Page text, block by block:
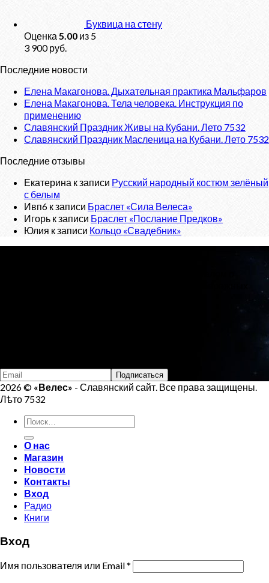
Буквица на стену
Оценка 5.00 из 5
3 900руб.
Последние новости
Елена Макагонова. Дыхательная практика Мальфаров
Елена Макагонова. Тела человека. Инструкция по
применению
Славянский Праздник Живы на Кубани. Лето 7532
Славянский Праздник Масленица на Кубани. Лето 7532
Последние отзывы
Екатерина к записи Русский народный костюм зелёный
с белым
Ивп6 к записи Браслет «Сила Велеса»
Игорь к записи Браслет «Послание Предков»
Юлия к записи Кольцо «Свадебник»
2026 © «Велес» - Славянский сайт. Все права защищены.
Лѣто 7532
Искать:
О нас
Магазин
Новости
Контакты
Вход
Радио
Книги
Вход
Имя пользователя или Email*